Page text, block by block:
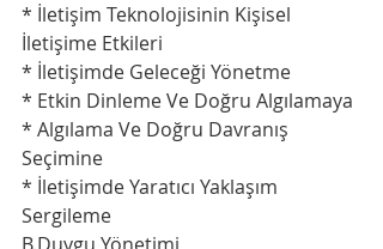
* İletişim Teknolojisinin Kişisel
İletişime Etkileri
* İletişimde Geleceği Yönetme
* Etkin Dinleme Ve Doğru Algılamaya
* Algılama Ve Doğru Davranış
Seçimine
* İletişimde Yaratıcı Yaklaşım
Sergileme